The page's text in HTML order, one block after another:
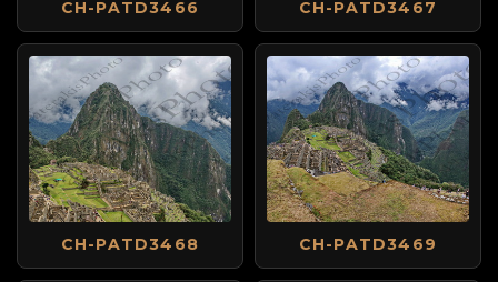
CH-PATD3466 CH-PATD3467
CH-PATD3468 CH-PATD3469